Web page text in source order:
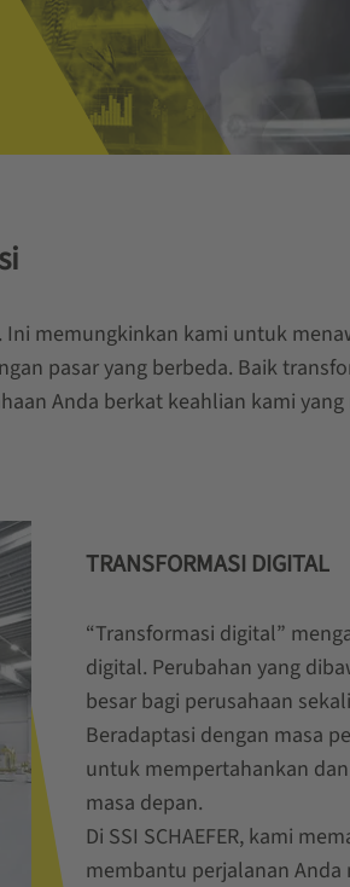
Ini memungkinkan kami untuk
pasar yang berbeda. Baik
Anda berkat keahlian kami
TRANSFORMASI DIGITAL
“Transformasi digital”
digital. Perubahan yang
besar bagi perusahaan
Beradaptasi dengan masa
untuk mempertahankan
masa depan.
Di SSI SCHAEFER, kami
membantu perjalanan Anda